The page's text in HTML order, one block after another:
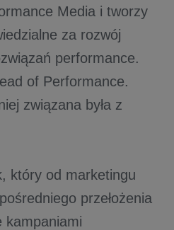
Media i tworzy
za rozwój
performance.
of Performance.
związana była z
który od marketingu
przełożenia
kampaniami